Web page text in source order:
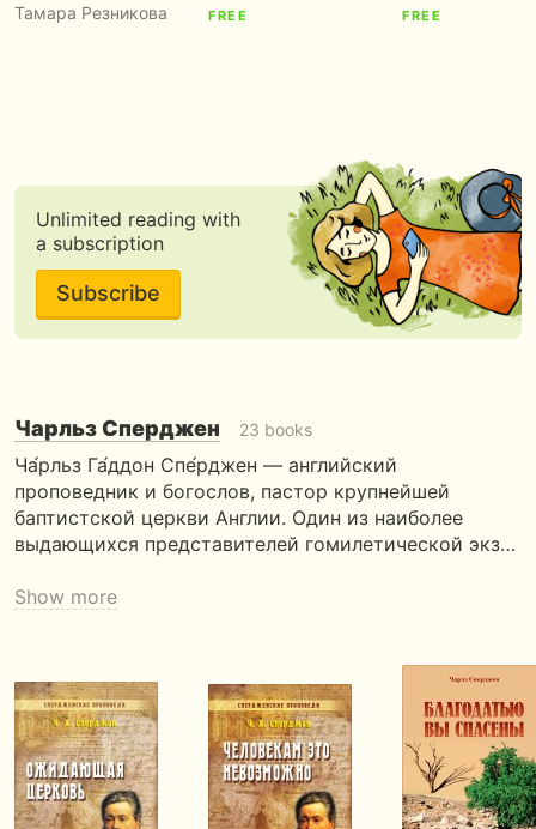
Тамара Резникова FREE FREE
Unlimited reading with
a subscription
Subscribe
Чарльз Сперджен 23 books
Ча́рльз Га́ддон Спе́рджен — английский
проповедник и богослов, пастор крупнейшей
баптистской церкви Англии. Один из наиболее
выдающихся представителей гомилетической экз…
Show more